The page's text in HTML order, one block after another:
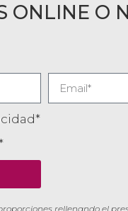
ONLINE O
rellenando el